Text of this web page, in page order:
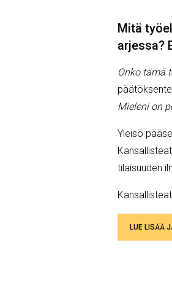
Mitä
arjessa?
Onko tämä
Mieleni on
Yleisö
tilaisuuden
LUE LISÄÄ